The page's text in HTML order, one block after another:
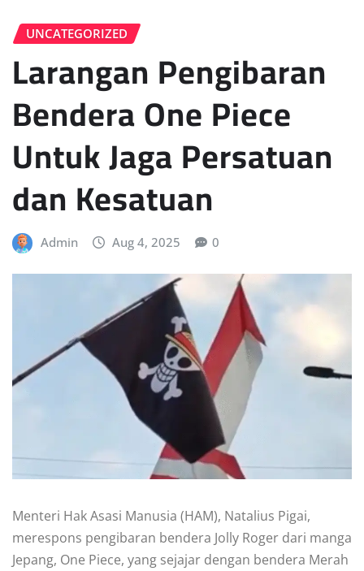
UNCATEGORIZED
Larangan Pengibaran
Bendera One Piece
Untuk Jaga Persatuan
dan Kesatuan
Admin Aug 4, 2025 0
Menteri Hak Asasi Manusia (HAM), Natalius Pigai,
merespons pengibaran bendera Jolly Roger dari manga
Jepang, One Piece, yang sejajar dengan bendera Merah